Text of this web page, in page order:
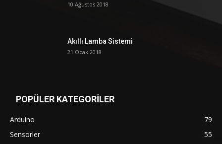
10 Ağustos 2018
Akıllı Lamba Sistemi
21 Ocak 2018
POPÜLER KATEGORİLER
Arduino
79
Sensörler
55